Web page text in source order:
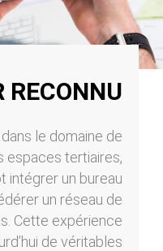
RECONNU
le domaine de
espaces tertiaires,
intégrer un bureau
un réseau de
Cette expérience
de véritables